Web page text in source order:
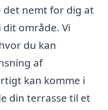
det nemt for dig at
område. Vi
du kan
af
kan komme i
din terrasse til et